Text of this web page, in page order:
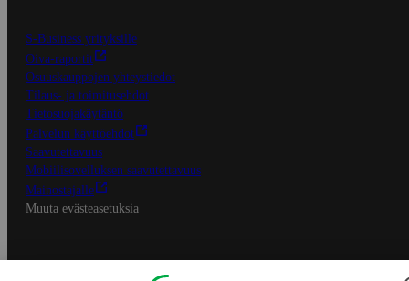
S-Business yrityksille
Oiva-raportit
Osuuskauppojen yhteystiedot
Tilaus- ja toimitusehdot
Tietosuojakäytäntö
Palvelun käyttöehdot
Saavutettavuus
Mobiilisovelluksen saavutettavuus
Mainostajalle
Muuta evästeasetuksia